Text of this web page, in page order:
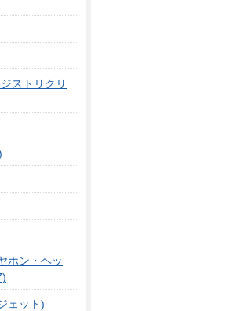
ストリクリ
ホン・ヘッ
ェット)